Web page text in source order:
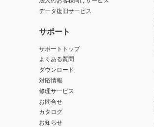
データ復旧サービス
サポート
サポートトップ
よくある質問
ダウンロード
対応情報
修理サービス
お問合せ
カタログ
お知らせ